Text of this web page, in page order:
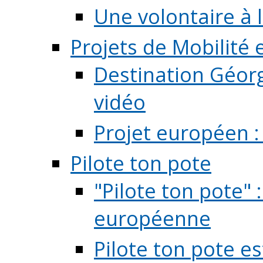
Une volontaire à
Projets de Mobilité
Destination
vidéo
Projet européen
Pilote ton pote
"Pilote ton pote"
européenne
Pilote ton pote